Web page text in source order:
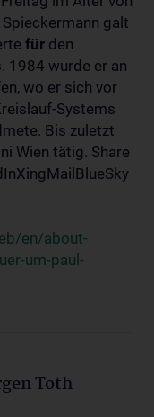
galt
für den
1984 wurde er an
wo er sich vor
Systems
Bis zuletzt
Wien tätig. Share
en/about-
um-paul-
Toth